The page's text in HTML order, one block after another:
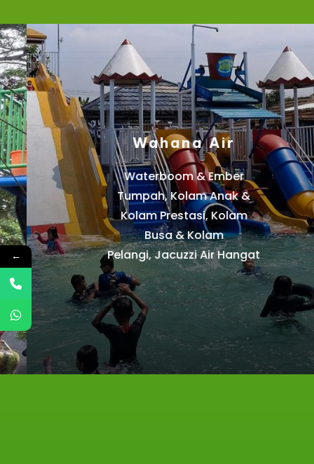
Wahana Air
Waterboom & Ember
Tumpah, Kolam Anak &
Kolam Prestasi, Kolam
Busa & Kolam
Pelangi, Jacuzzi Air Hangat
←